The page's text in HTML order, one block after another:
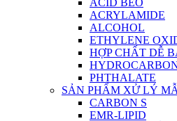
ACID BÉO
ACRYLAMIDE
ALCOHOL
ETHYLENE
HỢP CHẤT DỄ
PHTHALATE
SẢN PHẨM XỬ LÝ
CARBON S
EMR-LIPID